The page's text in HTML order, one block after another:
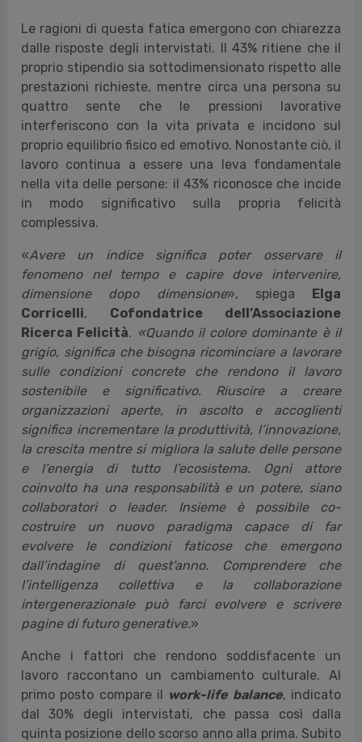
Le ragioni di questa fatica emergono con chiarezza
dalle risposte degli intervistati. Il 43% ritiene che il
proprio stipendio sia sottodimensionato rispetto alle
prestazioni richieste, mentre circa una persona su
quattro sente che le pressioni lavorative
interferiscono con la vita privata e incidono sul
proprio equilibrio fisico ed emotivo. Nonostante ciò, il
lavoro continua a essere una leva fondamentale
nella vita delle persone: il 43% riconosce che incide
in modo significativo sulla propria felicità
complessiva.
«Avere un indice significa poter osservare il
fenomeno nel tempo e capire dove intervenire,
dimensione dopo dimensione», spiega Elga
Corricelli, Cofondatrice dell’Associazione
Ricerca Felicità. «Quando il colore dominante è il
grigio, significa che bisogna ricominciare a lavorare
sulle condizioni concrete che rendono il lavoro
sostenibile e significativo. Riuscire a creare
organizzazioni aperte, in ascolto e accoglienti
significa incrementare la produttività, l’innovazione,
la crescita mentre si migliora la salute delle persone
e l’energia di tutto l’ecosistema. Ogni attore
coinvolto ha una responsabilità e un potere, siano
collaboratori o leader. Insieme è possibile co-
costruire un nuovo paradigma capace di far
evolvere le condizioni faticose che emergono
dall’indagine di quest’anno. Comprendere che
l’intelligenza collettiva e la collaborazione
intergenerazionale può farci evolvere e scrivere
pagine di futuro generative.»
Anche i fattori che rendono soddisfacente un
lavoro raccontano un cambiamento culturale. Al
primo posto compare il work-life balance, indicato
dal 30% degli intervistati, che passa così dalla
quinta posizione dello scorso anno alla prima. Subito